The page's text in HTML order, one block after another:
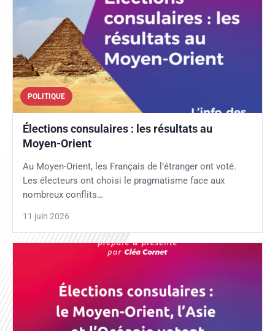
POLITIQUE
Élections consulaires : les résultats au
Moyen-Orient
Au Moyen-Orient, les Français de l’étranger ont voté.
Les électeurs ont choisi le pragmatisme face aux
nombreux conflits…
11 juin 2026